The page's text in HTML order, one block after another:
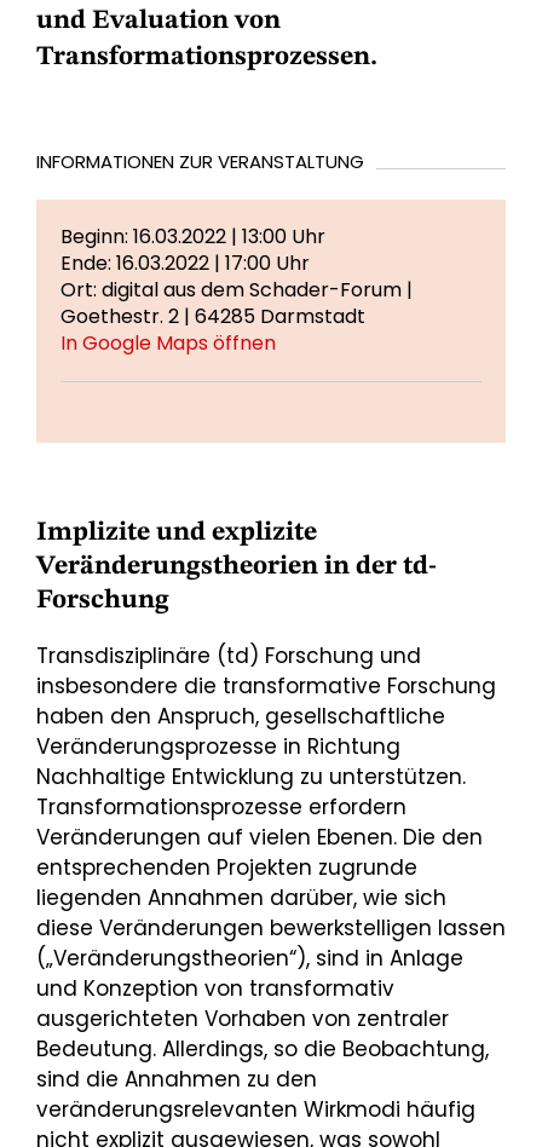
und Evaluation von
Transformationsprozessen.
INFORMATIONEN ZUR VERANSTALTUNG
Beginn: 16.03.2022 | 13:00 Uhr
Ende: 16.03.2022 | 17:00 Uhr
Ort: digital aus dem Schader-Forum |
Goethestr. 2 | 64285 Darmstadt
In Google Maps öffnen
Implizite und explizite
Veränderungstheorien in der td-
Forschung
Transdisziplinäre (td) Forschung und
insbesondere die transformative Forschung
haben den Anspruch, gesellschaftliche
Veränderungsprozesse in Richtung
Nachhaltige Entwicklung zu unterstützen.
Transformationsprozesse erfordern
Veränderungen auf vielen Ebenen. Die den
entsprechenden Projekten zugrunde
liegenden Annahmen darüber, wie sich
diese Veränderungen bewerkstelligen lassen
(„Veränderungstheorien“), sind in Anlage
und Konzeption von transformativ
ausgerichteten Vorhaben von zentraler
Bedeutung. Allerdings, so die Beobachtung,
sind die Annahmen zu den
veränderungsrelevanten Wirkmodi häufig
nicht explizit ausgewiesen, was sowohl